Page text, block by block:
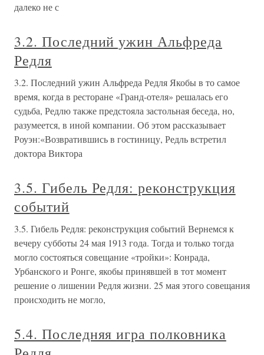
далеко не с
3.2. Последний ужин Альфреда
Редля
3.2. Последний ужин Альфреда Редля Якобы в то самое
время, когда в ресторане «Гранд-отеля» решалась его
судьба, Редлю также предстояла застольная беседа, но,
разумеется, в иной компании. Об этом рассказывает
Роуэн:«Возвратившись в гостиницу, Редль встретил
доктора Виктора
3.5. Гибель Редля: реконструкция
событий
3.5. Гибель Редля: реконструкция событий Вернемся к
вечеру субботы 24 мая 1913 года. Тогда и только тогда
могло состояться совещание «тройки»: Конрада,
Урбанского и Ронге, якобы принявшей в тот момент
решение о лишении Редля жизни. 25 мая этого совещания
происходить не могло,
5.4. Последняя игра полковника